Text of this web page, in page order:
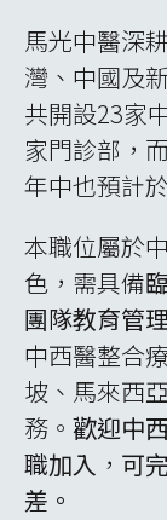
馬光中醫深
灣、中國及
共開設23家
家門診部，
年中也預計
本職位屬於
色，需具備
團隊教育管
中西醫整合
坡、馬來西
務。 歡迎中
職加入 ， 可
差。